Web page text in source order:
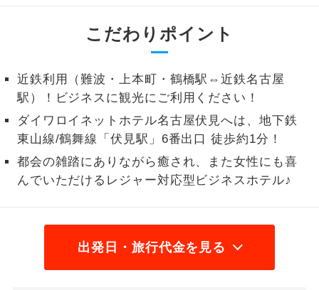
こだわりポイント
近鉄利用（難波・上本町・鶴橋駅⇔近鉄名古屋
駅）！ビジネスに観光にご利用ください！
ダイワロイネットホテル名古屋伏見へは、地下鉄
東山線/鶴舞線「伏見駅」6番出口 徒歩約1分！
都会の雑踏にありながら癒され、また女性にも喜
んでいただけるレジャー対応型ビジネスホテル♪
出発日・旅行代金を見る
だけます。
ホン
をじっくり聞くことができます。
1名様催行
1名様から出発可能な個人型プランで
2名様催行
2名様から出発可能な個人型プランで
す。
おひとり様参
おひとり様限定でご参加いただけるコー
スです。
コースです。